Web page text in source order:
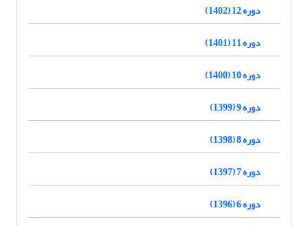
دوره 12 (1402)
دوره 11 (1401)
دوره 10 (1400)
دوره 9 (1399)
دوره 8 (1398)
دوره 7 (1397)
دوره 6 (1396)